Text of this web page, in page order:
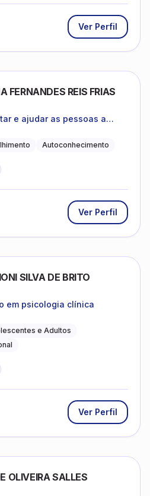
Ver Perfil
FERNANDES REIS FRIAS
e ajudar as pessoas a
Autoconhecimento
Ver Perfil
SILVA DE BRITO
em psicologia clínica
e Adultos
Ver Perfil
OLIVEIRA SALLES